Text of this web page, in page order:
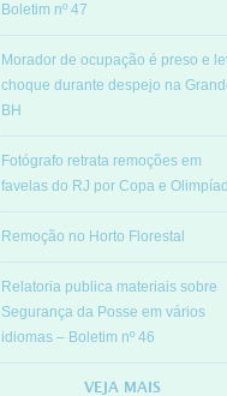
Boletim nº 47
Morador de ocupação é preso e
choque durante despejo na
BH
Fotógrafo retrata remoções em
favelas do RJ por Copa e
Remoção no Horto Florestal
Relatoria publica materiais sobre
Segurança da Posse em vários
idiomas – Boletim nº 46
VEJA MAIS